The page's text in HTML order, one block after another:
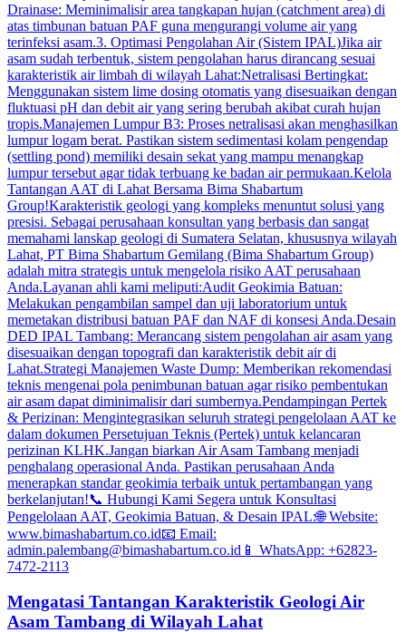
Mengatasi Tantangan Karakteristik Geologi Air
Asam Tambang di Wilayah Lahat